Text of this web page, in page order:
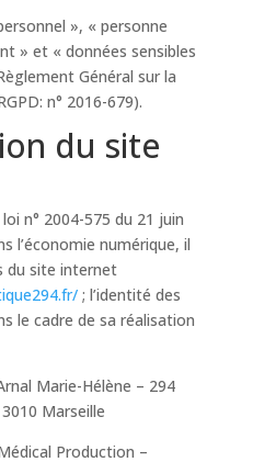
», « personne
» et « données sensibles
Général sur la
n° 2016-679).
du site
n° 2004-575 du 21 juin
l’économie numérique, il
du site internet
; l’identité des
le cadre de sa réalisation
Marie-Hélène – 294
Marseille
Production –